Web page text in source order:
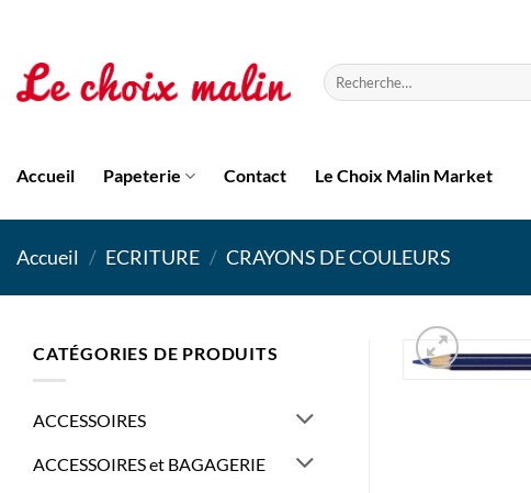
contenu
Recherche
pour :
Accueil Papeterie Contact Le Choix Malin Market
Accueil / ECRITURE / CRAYONS DE COULEURS
CATÉGORIES DE PRODUITS
ACCESSOIRES
ACCESSOIRES et BAGAGERIE